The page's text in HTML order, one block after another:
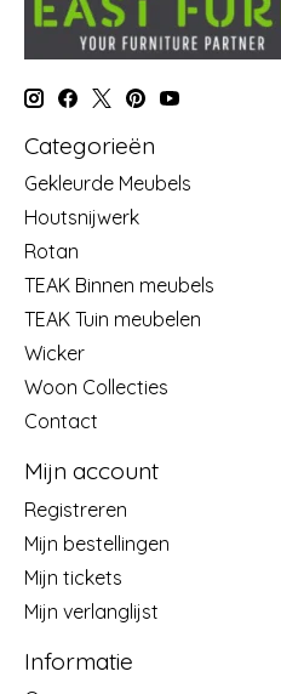
Categorieën
Gekleurde Meubels
Houtsnijwerk
Rotan
TEAK Binnen meubels
TEAK Tuin meubelen
Wicker
Woon Collecties
Contact
Mijn account
Registreren
Mijn bestellingen
Mijn tickets
Mijn verlanglijst
Informatie